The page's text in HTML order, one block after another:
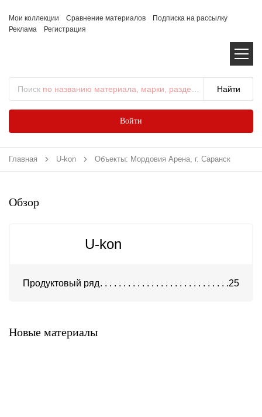
Мои коллекции Сравнение материалов
Подписка на рассылку
Реклама
Регистрация
Поиск по названию материала, марки, раздела...
Войти
Главная U-kon Объекты: Мордовия Арена, г. Саранск
Обзор
U-kon
Продуктовый ряд 25
Новые материалы